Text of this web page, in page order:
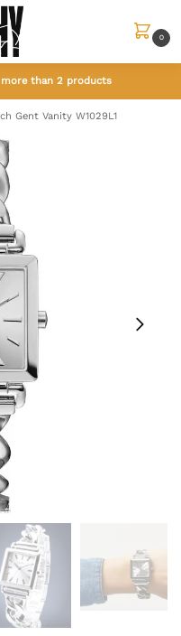
0
more than 2 products
Gent Vanity W1029L1